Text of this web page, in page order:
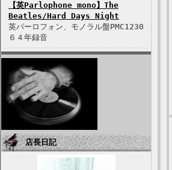
【英Parlophone mono】The
Beatles/Hard Days Night
英パーロフォン、モノラル盤PMC1230
６４年録音
店長日記